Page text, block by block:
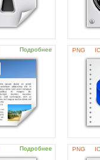
Подробнее PNG
Подробнее PNG